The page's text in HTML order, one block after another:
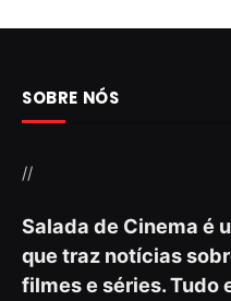
SOBRE NÓS
//
Salada de Cinema é
que traz notícias
filmes e séries. Tudo